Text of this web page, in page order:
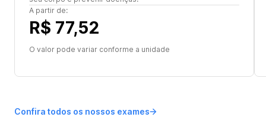
A partir de:
R$ 77,52
O valor pode variar conforme a unidade
Confira todos os nossos exames